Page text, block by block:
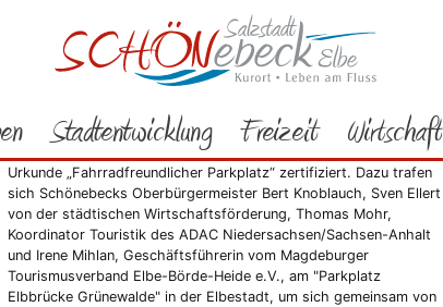
Stadtentwicklung Freizeit Wirtschaft
Bürgerservice Aktuelles 2020
parken in Schönebeck (Elbe)
Nach Hohenwarthe, Coswig (Anhalt) und Lutherstadt Wittenberg
wurde heute die neueste Pkw-Abstellanlage in der Liste mit der
Urkunde „Fahrradfreundlicher Parkplatz“ zertifiziert. Dazu trafen
sich Schönebecks Oberbürgermeister Bert Knoblauch, Sven Ellert
von der städtischen Wirtschaftsförderung, Thomas Mohr,
Koordinator Touristik des ADAC Niedersachsen/Sachsen-Anhalt
und Irene Mihlan, Geschäftsführerin vom Magdeburger
Tourismusverband Elbe-Börde-Heide e.V., am "Parkplatz
Elbbrücke Grünewalde" in der Elbestadt, um sich gemeinsam von